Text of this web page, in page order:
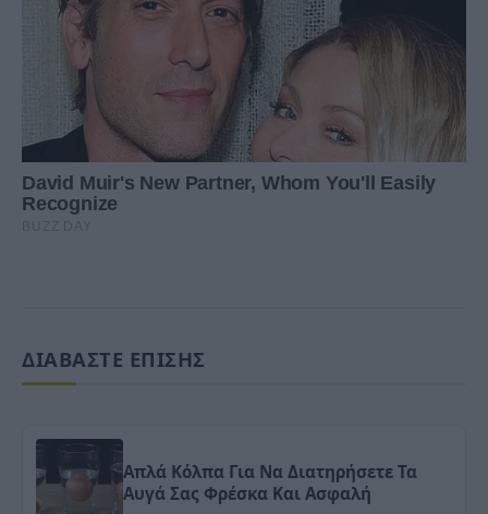
ΔΙΑΒΑΣΤΕ ΕΠΙΣΗΣ
Απλά Κόλπα Για Να Διατηρήσετε Τα
Αυγά Σας Φρέσκα Και Ασφαλή